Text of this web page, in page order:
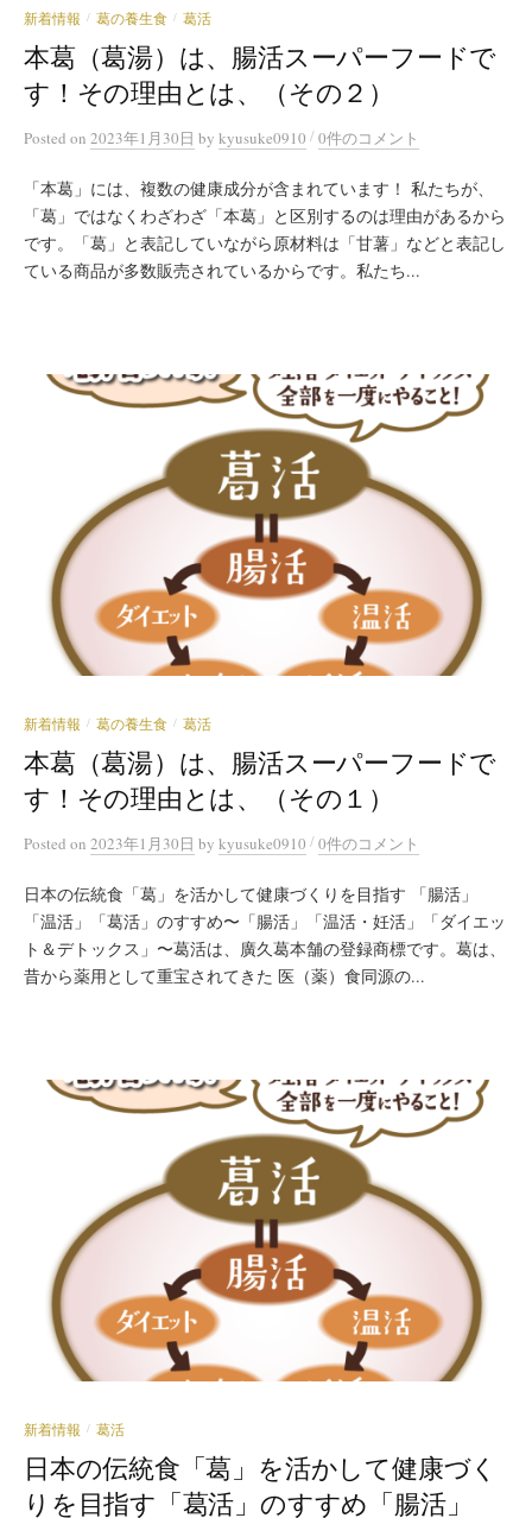
新着情報 / 葛の養生食 / 葛活
本葛（葛湯）は、腸活スーパーフードで
す！その理由とは、（その２）
Posted on 2023年1月30日 by kyusuke0910 /0件のコメント
「本葛」には、複数の健康成分が含まれています！ 私たちが、
「葛」ではなくわざわざ「本葛」と区別するのは理由があるから
です。「葛」と表記していながら原材料は「甘薯」などと表記し
ている商品が多数販売されているからです。私たち...
新着情報 / 葛の養生食 / 葛活
本葛（葛湯）は、腸活スーパーフードで
す！その理由とは、（その１）
Posted on 2023年1月30日 by kyusuke0910 /0件のコメント
日本の伝統食「葛」を活かして健康づくりを目指す 「腸活」
「温活」「葛活」のすすめ〜「腸活」「温活・妊活」「ダイエッ
ト＆デトックス」〜葛活は、廣久葛本舗の登録商標です。葛は、
昔から薬用として重宝されてきた 医（薬）食同源の...
新着情報 / 葛活
日本の伝統食「葛」を活かして健康づく
りを目指す「葛活」のすすめ「腸活」